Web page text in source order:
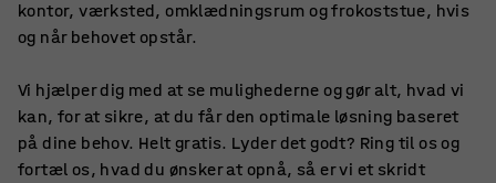
kontor, værksted, omklædningsrum og frokoststue, hvis
og når behovet opstår.
Vi hjælper dig med at se mulighederne og gør alt, hvad vi
kan, for at sikre, at du får den optimale løsning baseret
på dine behov. Helt gratis. Lyder det godt? Ring til os og
fortæl os, hvad du ønsker at opnå, så er vi et skridt